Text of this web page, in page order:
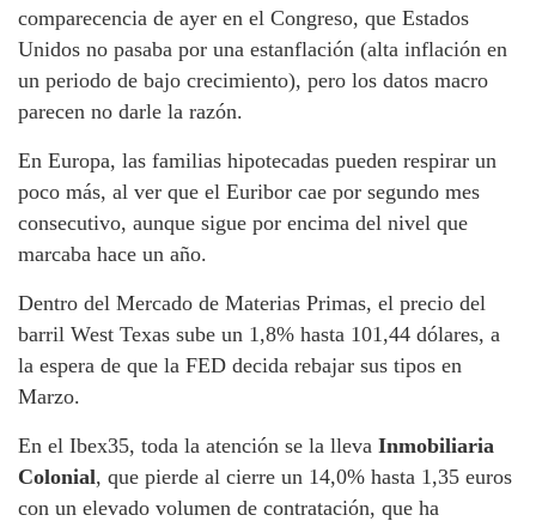
comparecencia de ayer en el Congreso, que Estados
Unidos no pasaba por una estanflación (alta inflación en
un periodo de bajo crecimiento), pero los datos macro
parecen no darle la razón.
En Europa, las familias hipotecadas pueden respirar un
poco más, al ver que el Euribor cae por segundo mes
consecutivo, aunque sigue por encima del nivel que
marcaba hace un año.
Dentro del Mercado de Materias Primas, el precio del
barril West Texas sube un 1,8% hasta 101,44 dólares, a
la espera de que la FED decida rebajar sus tipos en
Marzo.
En el Ibex35, toda la atención se la lleva Inmobiliaria
Colonial, que pierde al cierre un 14,0% hasta 1,35 euros
con un elevado volumen de contratación, que ha